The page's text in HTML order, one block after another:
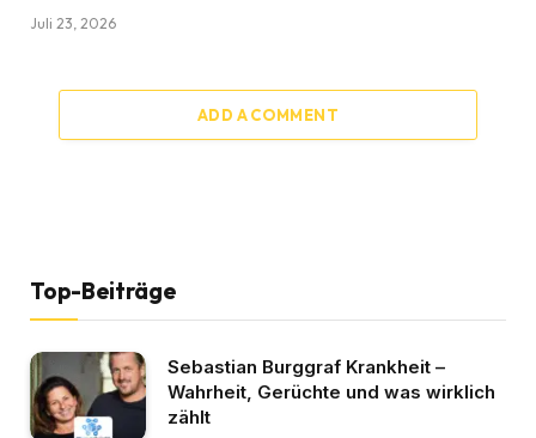
Juli 23, 2026
ADD A COMMENT
Top-Beiträge
Sebastian Burggraf Krankheit –
Wahrheit, Gerüchte und was wirklich
zählt